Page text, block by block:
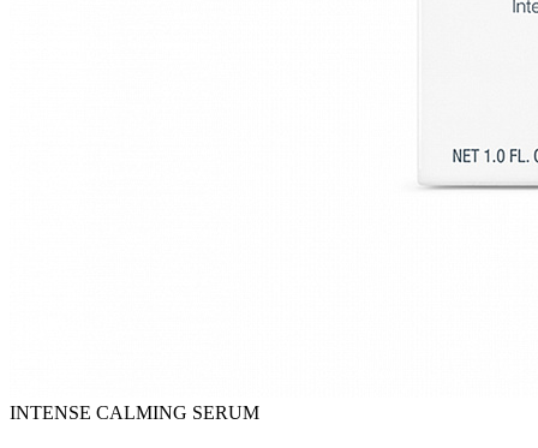
INTENSE CALMING SERUM